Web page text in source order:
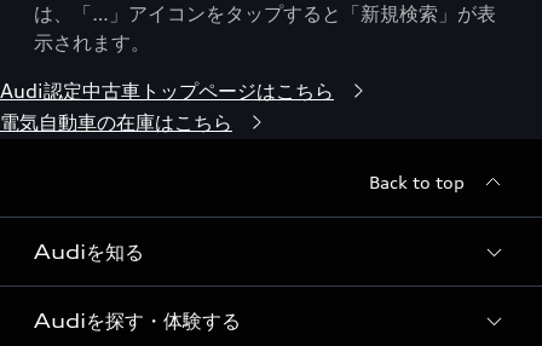
は、「…」アイコンをタップすると「新規検索」が表
示されます。
Audi認定中古車トップページはこちら
電気自動車の在庫はこちら
Back to top
Audiを知る
Audi ブランド
Audiを探す・体験する